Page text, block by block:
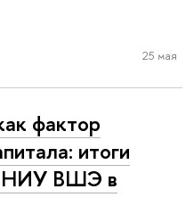
конце 1930-х - 1950-е гг. на25 мая
фактор
итоги
НИУ ВШЭ в